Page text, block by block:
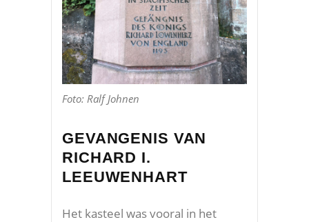
Foto: Ralf Johnen
GEVANGENIS VAN
RICHARD I.
LEEUWENHART
Het kasteel was vooral in het